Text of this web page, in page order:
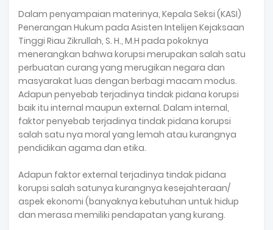
Dalam penyampaian materinya, Kepala Seksi (KASI)
Penerangan Hukum pada Asisten Intelijen Kejaksaan
Tinggi Riau Zikrullah, S. H., M.H pada pokoknya
menerangkan bahwa korupsi merupakan salah satu
perbuatan curang yang merugikan negara dan
masyarakat luas dengan berbagi macam modus.
Adapun penyebab terjadinya tindak pidana korupsi
baik itu internal maupun external. Dalam internal,
faktor penyebab terjadinya tindak pidana korupsi
salah satu nya moral yang lemah atau kurangnya
pendidikan agama dan etika.
Adapun faktor external terjadinya tindak pidana
korupsi salah satunya kurangnya kesejahteraan/
aspek ekonomi (banyaknya kebutuhan untuk hidup
dan merasa memiliki pendapatan yang kurang.